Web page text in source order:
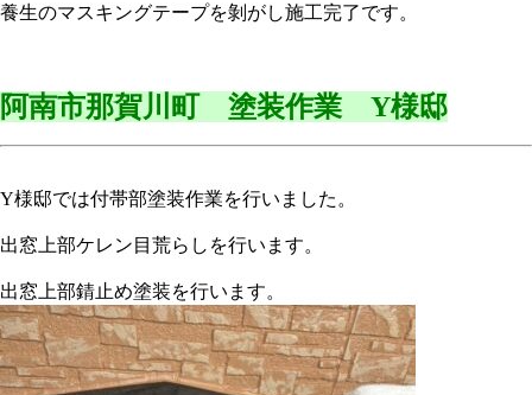
養生のマスキングテープを剝がし施工完了です。
阿南市那賀川町 塗装作業 Y様邸
Y様邸では付帯部塗装作業を行いました。
出窓上部ケレン目荒らしを行います。
出窓上部錆止め塗装を行います。